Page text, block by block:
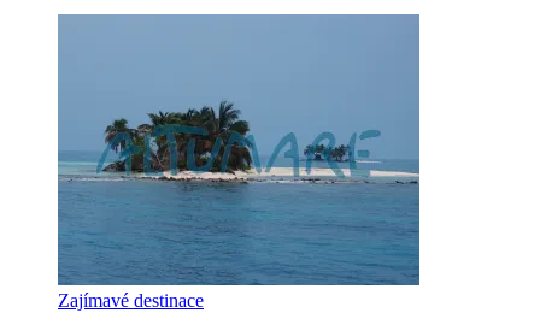
Zajímavé destinace